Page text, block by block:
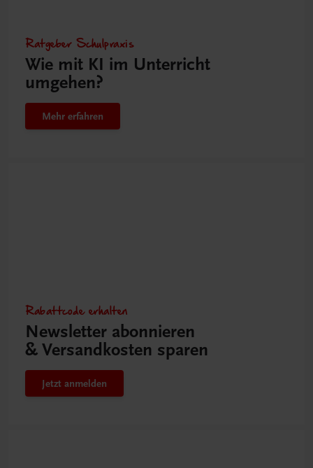
Ratgeber Schulpraxis
Wie mit KI im Unterricht
umgehen?
Mehr erfahren
Rabattcode erhalten
Newsletter abonnieren
& Versandkosten sparen
Jetzt anmelden